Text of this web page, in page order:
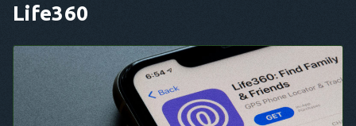
Life360